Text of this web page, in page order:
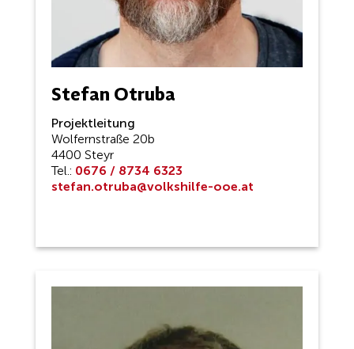
Stefan Otruba
Projektleitung
Wolfernstraße 20b
4400 Steyr
Tel.: 0676 / 8734 6323
stefan.otruba@volkshilfe-ooe.at